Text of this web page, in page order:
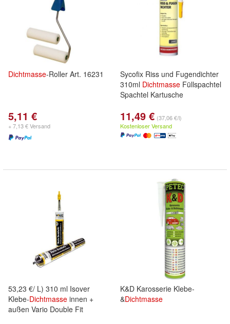
Dichtmasse-Roller Art. 16231
5,11 €
+ 7,13 € Versand
Sycofix Riss und Fugendichter
310ml Dichtmasse Füllspachtel
Spachtel Kartusche
11,49 € (37,06 €/l)
Kostenloser Versand
53,23 €/ L) 310 ml Isover
Klebe-Dichtmasse innen +
außen Vario Double Fit
K&D Karosserie Klebe-
&Dichtmasse